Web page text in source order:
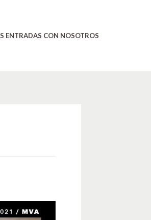
ENTRADAS CON NOSOTROS